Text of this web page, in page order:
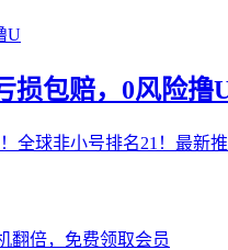
损包赔，0风险撸
全球非小号排名21！最